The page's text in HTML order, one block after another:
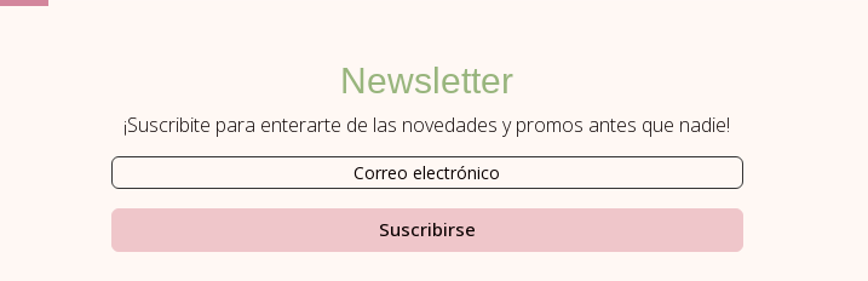
Newsletter
¡Suscribite para enterarte de las novedades y promos antes que nadie!
Suscribirse